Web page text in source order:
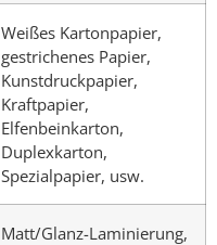
Weißes Kartonpapier,
gestrichenes Papier,
Kunstdruckpapier,
Kraftpapier,
Elfenbeinkarton,
Duplexkarton,
Spezialpapier, usw.
Matt/Glanz-Laminierung,